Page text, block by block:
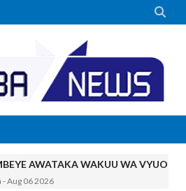

AWATAKA WAKUU WA VYUO
-Aug 06 2026